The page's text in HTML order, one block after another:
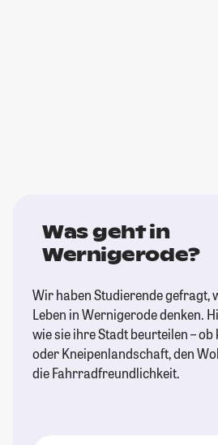
Was geht in
Wernigerode?
Wir haben Studierende gefragt,
Leben in Wernigerode denken.
wie sie ihre Stadt beurteilen –
oder Kneipenlandschaft, den
die Fahrradfreundlichkeit.